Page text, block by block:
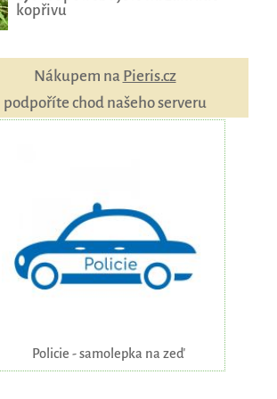
kopřivu
Nákupem na Pieris.cz
podpoříte chod našeho serveru
Policie - samolepka na zeď